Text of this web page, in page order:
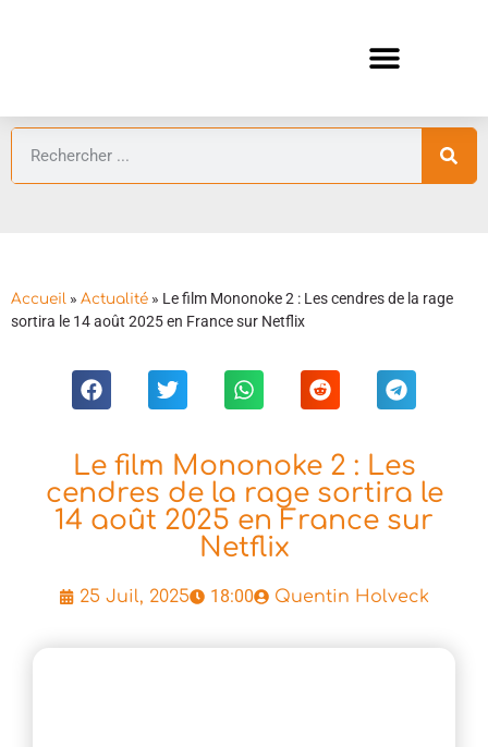
Accueil » Actualité » Le film Mononoke 2 : Les cendres de la rage
sortira le 14 août 2025 en France sur Netflix
Le film Mononoke 2 : Les
cendres de la rage sortira le
14 août 2025 en France sur
Netflix
25 Juil, 2025 18:00 Quentin Holveck